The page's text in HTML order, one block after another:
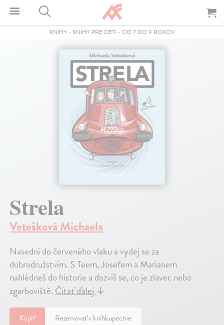
KNIHY- KNIHY PRE DETI - OD 7 DO 9 ROKOV
Strela
Vetešková Michaela
Nasedni do červeného vlaku a vydej se za
dobrodružstvím. S Teem, Josefem a Marianem
nahlédneš do historie a dozvíš se, co je zlavec nebo
zgarboviště.Čítať ďalej↓
Kúpiť Rezervovať v kníhkupectve